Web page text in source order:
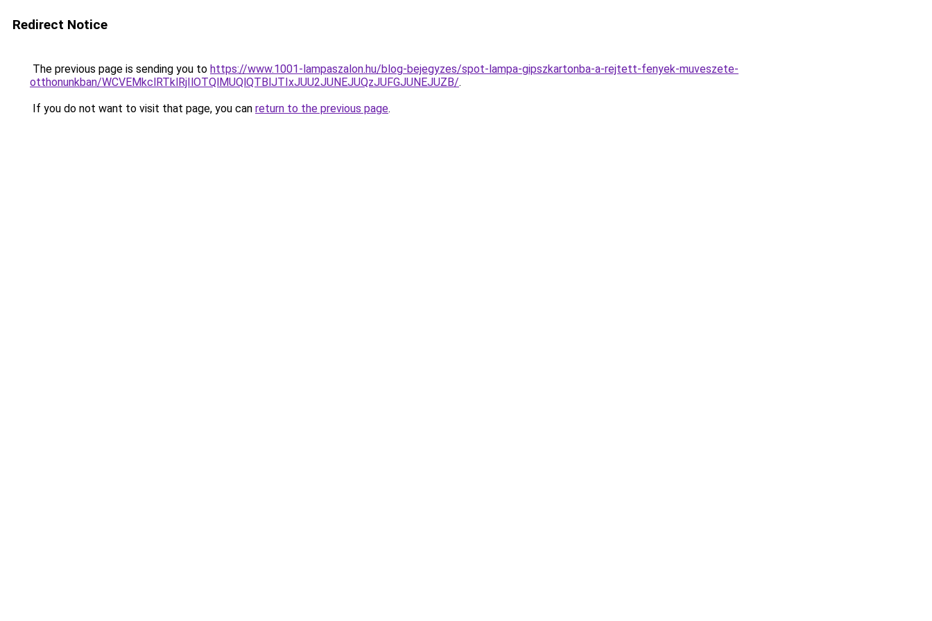
Redirect Notice
The previous page is sending you to https://www.1001-lampaszalon.hu/blog-bejegyzes/spot-lampa-gipszkartonba-a-rejtett-fenyek-muveszete-
otthonunkban/WCVEMkclRTklRjIlOTQlMUQlQTBlJTIxJUU2JUNEJUQzJUFGJUNEJUZB/.
If you do not want to visit that page, you can return to the previous page.